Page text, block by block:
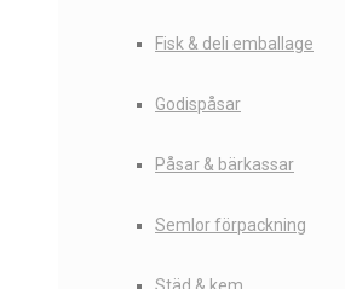
Fisk & deli emballage
Godispåsar
Påsar & bärkassar
Semlor förpackning